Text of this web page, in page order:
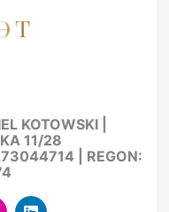
KOTOWSKI |
11/28
| REGON: